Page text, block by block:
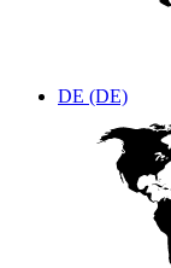
DE (DE)